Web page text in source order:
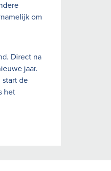
om
Direct na
jaar.
de
het